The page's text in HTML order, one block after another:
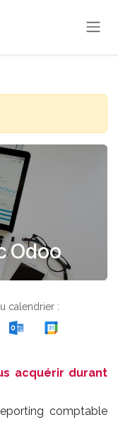
Odoo
calendrier :
acquérir durant
comptable